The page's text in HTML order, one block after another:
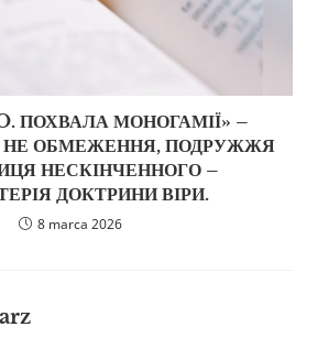
ПОХВАЛА МОНОГАМІЇ» –
НЕ ОБМЕЖЕННЯ, ПОДРУЖЖЯ
НЕСКІНЧЕННОГО –
ДОКТРИНИ ВІРИ.
8 marca 2026